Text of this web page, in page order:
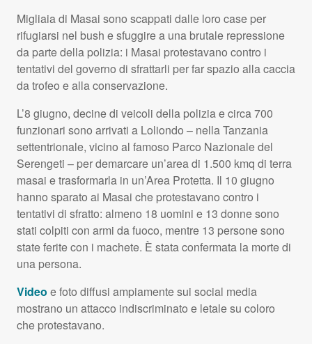
Migliaia di Masai sono scappati dalle loro case per
rifugiarsi nel bush e sfuggire a una brutale repressione
da parte della polizia: i Masai protestavano contro i
tentativi del governo di sfrattarli per far spazio alla caccia
da trofeo e alla conservazione.
L’8 giugno, decine di veicoli della polizia e circa 700
funzionari sono arrivati a Loliondo – nella Tanzania
settentrionale, vicino al famoso Parco Nazionale del
Serengeti – per demarcare un’area di 1.500 kmq di terra
masai e trasformarla in un’Area Protetta. Il 10 giugno
hanno sparato ai Masai che protestavano contro i
tentativi di sfratto: almeno 18 uomini e 13 donne sono
stati colpiti con armi da fuoco, mentre 13 persone sono
state ferite con i machete. È stata confermata la morte di
una persona.
Video e foto diffusi ampiamente sui social media
mostrano un attacco indiscriminato e letale su coloro
che protestavano.